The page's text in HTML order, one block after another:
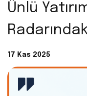
Ünlü
17 Kas 2025